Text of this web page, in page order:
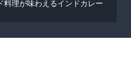
料理が味わえるインドカレー